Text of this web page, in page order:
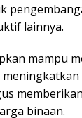
lainnya.
mampu
binaan.